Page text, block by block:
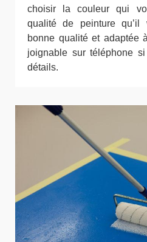
choisir la couleur qui
qualité de peinture
bonne qualité et adaptée
joignable sur téléphone
détails.